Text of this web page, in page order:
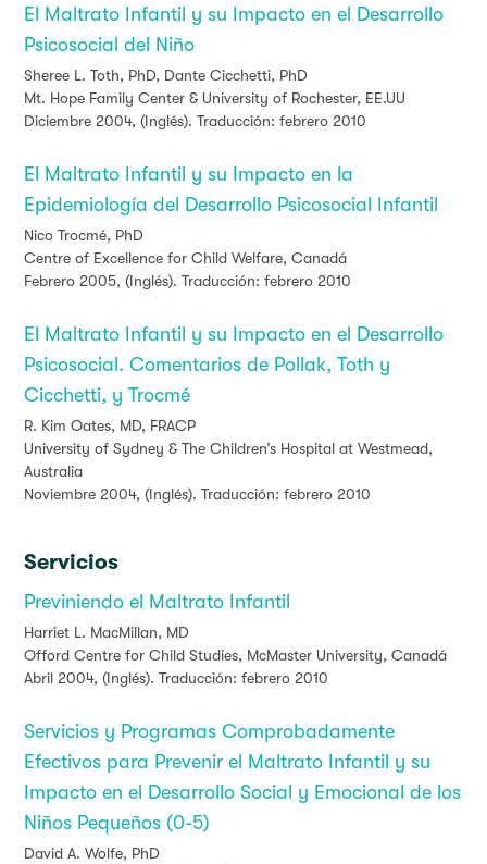
El Maltrato Infantil y su Impacto en el Desarrollo
Psicosocial del Niño
Sheree L. Toth, PhD, Dante Cicchetti, PhD
Mt. Hope Family Center & University of Rochester, EE.UU
Diciembre 2004, (Inglés). Traducción: febrero 2010
El Maltrato Infantil y su Impacto en la
Epidemiología del Desarrollo Psicosocial Infantil
Nico Trocmé, PhD
Centre of Excellence for Child Welfare, Canadá
Febrero 2005, (Inglés). Traducción: febrero 2010
El Maltrato Infantil y su Impacto en el Desarrollo
Psicosocial. Comentarios de Pollak, Toth y
Cicchetti, y Trocmé
R. Kim Oates, MD, FRACP
University of Sydney & The Children’s Hospital at Westmead,
Australia
Noviembre 2004, (Inglés). Traducción: febrero 2010
Servicios
Previniendo el Maltrato Infantil
Harriet L. MacMillan, MD
Offord Centre for Child Studies, McMaster University, Canadá
Abril 2004, (Inglés). Traducción: febrero 2010
Servicios y Programas Comprobadamente
Efectivos para Prevenir el Maltrato Infantil y su
Impacto en el Desarrollo Social y Emocional de los
Niños Pequeños (0-5)
David A. Wolfe, PhD